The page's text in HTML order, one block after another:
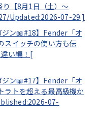
り【8月1日（土）～
Updated:2026-07-29 ]
ジン📖#18】Fender「オ
スイッチの使い方も伝
い編！[
ジン📖#17】Fender「オ
ラトを超える最高級機か
07-